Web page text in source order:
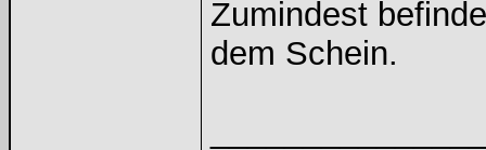
Zumindest
dem Schein.